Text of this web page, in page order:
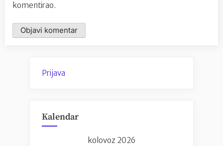
komentirao.
Prijava
Kalendar
kolovoz 2026